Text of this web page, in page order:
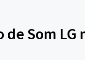
Som LG